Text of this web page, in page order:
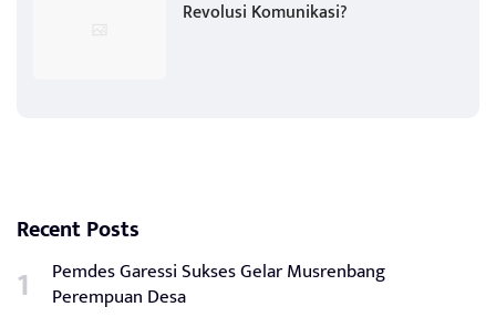
Revolusi Komunikasi?
Recent Posts
Pemdes Garessi Sukses Gelar Musrenbang
Perempuan Desa